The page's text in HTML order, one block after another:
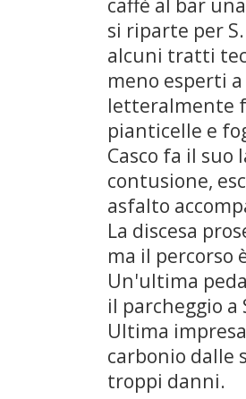
si riparte per
alcuni tratti
meno esperti
letteralmente
pianticelle e
Casco fa il
contusione,
asfalto
La discesa
ma il percorso
Un'ultima
il parcheggio a
Ultima
carbonio dalle
troppi danni.